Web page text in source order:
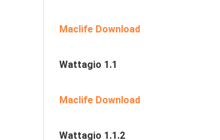
Maclife Download
Wattagio 1.1
Maclife Download
Wattagio 1.1.2